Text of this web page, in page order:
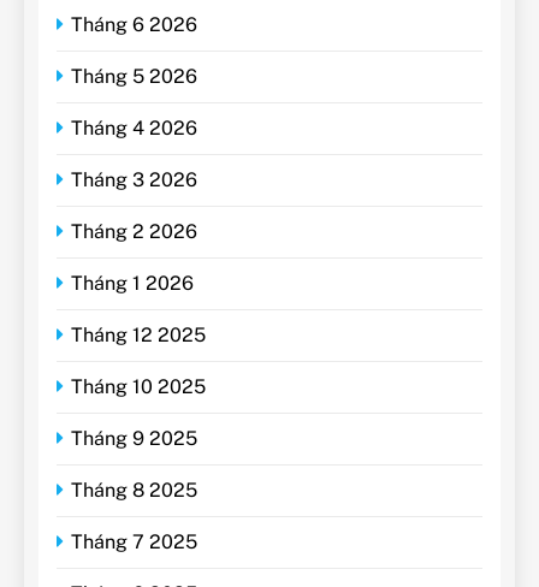
Tháng 6 2026
Tháng 5 2026
Tháng 4 2026
Tháng 3 2026
Tháng 2 2026
Tháng 1 2026
Tháng 12 2025
Tháng 10 2025
Tháng 9 2025
Tháng 8 2025
Tháng 7 2025